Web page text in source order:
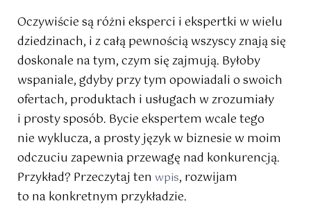
Oczywiście są różni eksperci i ekspertki w wielu
dziedzinach, i z całą pewnością wszyscy znają się
doskonale na tym, czym się zajmują. Byłoby
wspaniale, gdyby przy tym opowiadali o swoich
ofertach, produktach i usługach w zrozumiały
i prosty sposób. Bycie ekspertem wcale tego
nie wyklucza, a prosty język w biznesie w moim
odczuciu zapewnia przewagę nad konkurencją.
Przykład? Przeczytaj ten wpis, rozwijam
to na konkretnym przykładzie.